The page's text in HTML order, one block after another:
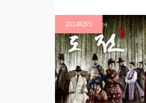
2014KBS